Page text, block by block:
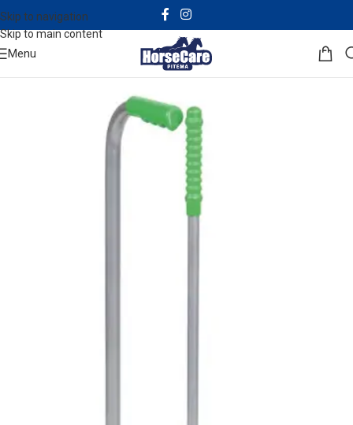
Skip to navigation
Skip to main content
Menu